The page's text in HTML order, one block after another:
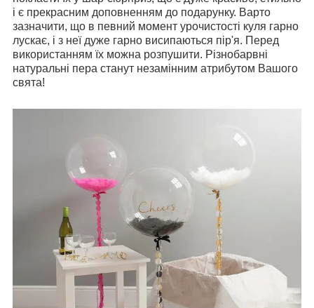
і є прекрасним доповненням до подарунку. Варто
зазначити, що в певний момент урочистості куля гарно
лускає, і з неї дуже гарно висипаються пір'я. Перед
використанням їх можна розпушити. Різнобарвні
натуральні пера станут незамінним атрибутом Вашого
свята!